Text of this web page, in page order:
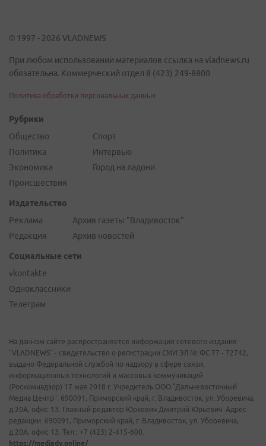
© 1997 - 2026 VLADNEWS
При любом использовании материалов ссылка на vladnews.ru
обязательна. Коммерческий отдел 8 (423) 249-8800
Политика обработки персональных данных
Рубрики
Общество
Политика
Экономика
Происшествия
Спорт
Интервью
Город на ладони
Издательство
Реклама
Редакция
Архив газеты "Владивосток"
Архив новостей
Социальные сети
vkontakte
Одноклассники
Телеграм
На данном сайте распространяется информация сетевого издания
"VLADNEWS" - свидетельство о регистрации СМИ ЭЛ № ФС 77 - 72742,
выдано Федеральной службой по надзору в сфере связи,
информационных технологий и массовых коммуникаций
(Роскомнадзор) 17 мая 2018 г. Учредитель ООО "Дальневосточный
Медиа Центр". 690091, Приморский край, г. Владивосток, ул. Уборевича,
д.20А, офис 13. Главный редактор Юркевич Дмитрий Юрьевич. Адрес
редакции: 690091, Приморский край, г. Владивосток, ул. Уборевича,
д.20А, офис 13. Тел.: +7 (423) 2-415-600.
https://mediadv.online/